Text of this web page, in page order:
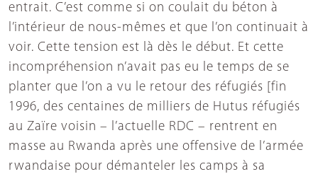
entrait. C’est comme si on coulait du béton à
l’intérieur de nous-mêmes et que l’on continuait à
voir. Cette tension est là dès le début. Et cette
incompréhension n’avait pas eu le temps de se
planter que l’on a vu le retour des réfugiés [fin
1996, des centaines de milliers de Hutus réfugiés
au Zaïre voisin – l’actuelle RDC – rentrent en
masse au Rwanda après une offensive de l’armée
rwandaise pour démanteler les camps à sa